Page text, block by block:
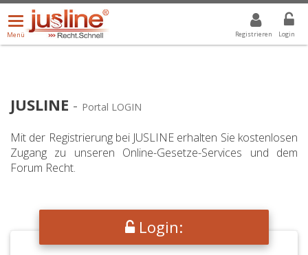
Registrieren Login
Menü
öffnen/schließen
Menü
ALLE DROPDOWN: GEWÄHLTER WERT IST ALLE
JUSLINE - Portal LOGIN
Mit der Registrierung bei JUSLINE erhalten Sie kostenlosen
Zugang zu unseren Online-Gesetze-Services und dem
Forum Recht.
Login: